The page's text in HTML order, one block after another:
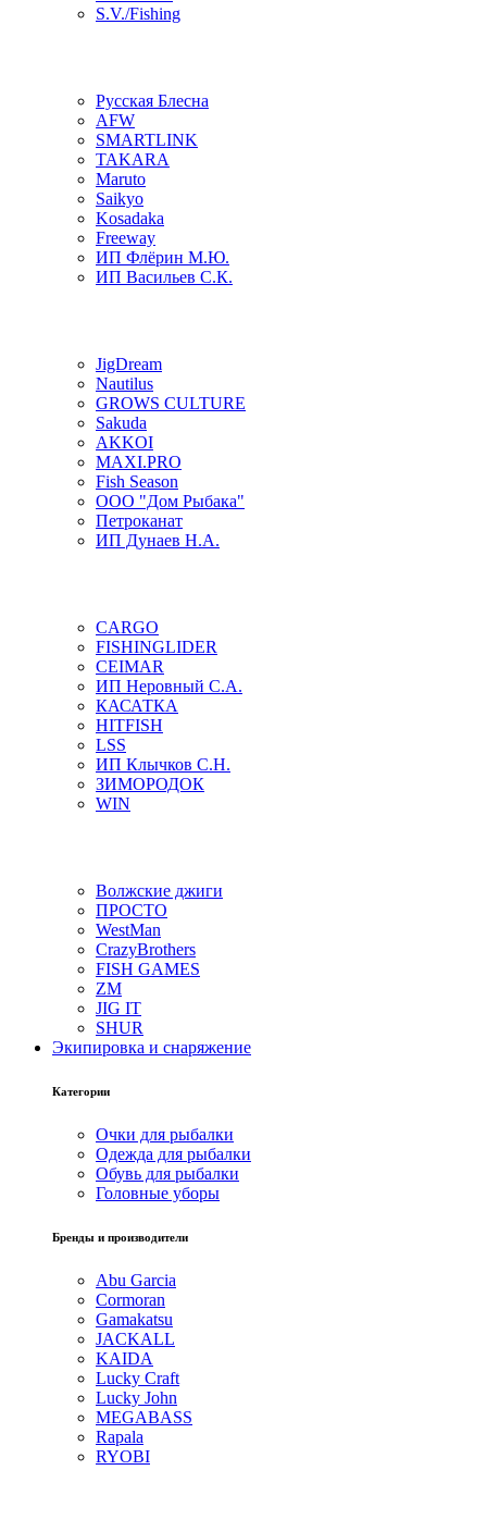
S.V./Fishing
Русская Блесна
AFW
SMARTLINK
TAKARA
Maruto
Saikyo
Kosadaka
Freeway
ИП Флёрин М.Ю.
ИП Васильев С.К.
JigDream
Nautilus
GROWS CULTURE
Sakuda
AKKOI
MAXI.PRO
Fish Season
ООО "Дом Рыбака"
Петроканат
ИП Дунаев Н.А.
CARGO
FISHINGLIDER
CEIMAR
ИП Неровный С.А.
КАСАТКА
HITFISH
LSS
ИП Клычков С.Н.
ЗИМОРОДОК
WIN
Волжские джиги
ПРОСТО
WestMan
CrazyBrothers
FISH GAMES
ZM
JIG IT
SHUR
Экипировка и снаряжение
Категории
Очки для рыбалки
Одежда для рыбалки
Обувь для рыбалки
Головные уборы
Бренды и производители
Abu Garcia
Cormoran
Gamakatsu
JACKALL
KAIDA
Lucky Craft
Lucky John
MEGABASS
Rapala
RYOBI